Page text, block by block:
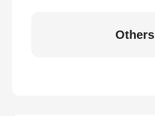
Others